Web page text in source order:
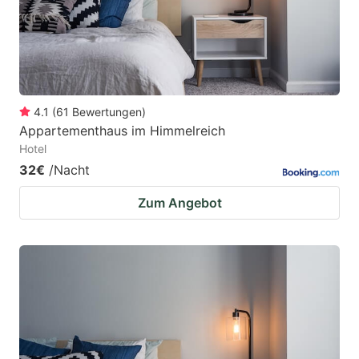
4.1 (61 Bewertungen)
Appartementhaus im Himmelreich
Hotel
32€ /Nacht
Zum Angebot